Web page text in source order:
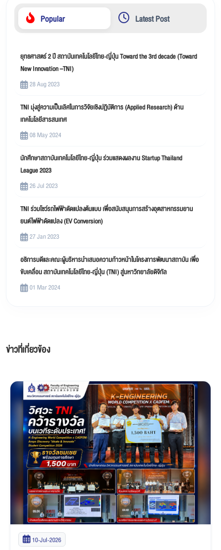
Popular Latest Post
ยุทธศาสตร์ 2 ปี สถาบันเทคโนโลยีไทย-ญี่ปุ่น Toward the 3rd decade (Toward
New Innovation –TNI)
28 Aug 2023
TNI มุ่งสู่ความเป็นเลิศในการวิจัยเชิงปฏิบัติการ (Applied Research) ด้าน
เทคโนโลยีสารสนเทศ
08 May 2024
นักศึกษาสถาบันเทคโนโลยีไทย-ญี่ปุ่น ร่วมแสดงผลงาน Startup Thailand
League 2023
26 Jul 2023
TNI ร่วมโชว์รถไฟฟ้าดัดแปลงต้นแบบ เพื่อสนับสนุนการสร้างอุตสาหกรรมยาน
ยนต์ไฟฟ้าดัดแปลง (EV Conversion)
27 Jan 2023
อธิการบดีและคณะผู้บริหารนำเสนอความก้าวหน้าในโครงการพัฒนาสถาบัน เพื่อ
ขับเคลื่อน สถาบันเทคโนโลยีไทย-ญี่ปุ่น (TNI) สู่มหาวิทยาลัยดิจิทัล
01 Mar 2024
ข่าวที่เกี่ยวข้อง
10-Jul-2026